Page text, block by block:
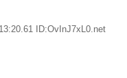
ID:OvInJ7xL0.net